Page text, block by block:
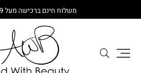
משלוח חינם ברכישה מעל 299 ₪